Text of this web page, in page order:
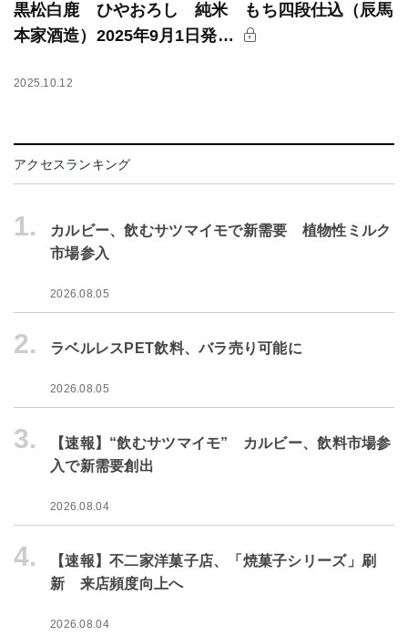
黒松白鹿 ひやおろし 純米 もち四段仕込（辰馬
本家酒造）2025年9月1日発…
2025.10.12
アクセスランキング
1.
カルビー、飲むサツマイモで新需要 植物性ミルク
市場参入
2026.08.05
2. ラベルレスPET飲料、バラ売り可能に
2026.08.05
3.
【速報】“飲むサツマイモ” カルビー、飲料市場参
入で新需要創出
2026.08.04
4.
【速報】不二家洋菓子店、「焼菓子シリーズ」刷
新 来店頻度向上へ
2026.08.04